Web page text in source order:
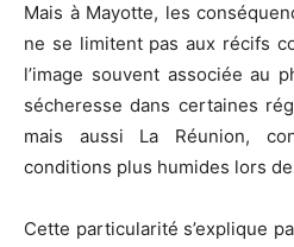
Mais à Mayotte, les
ne se limitent pas aux récifs
l’image souvent associée au
sécheresse dans certaines
mais aussi La Réunion,
conditions plus humides lors
Cette particularité s’explique